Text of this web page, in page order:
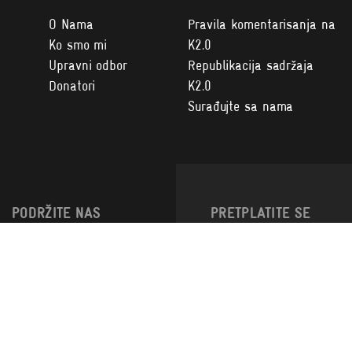
O Nama
Ko smo mi
Upravni odbor
Donatori
Pravila komentarisanja na
K2.0
Republikacija sadržaja
K2.0
Surađujte sa nama
PODRŽITE NAS
PRETPLATITE SE